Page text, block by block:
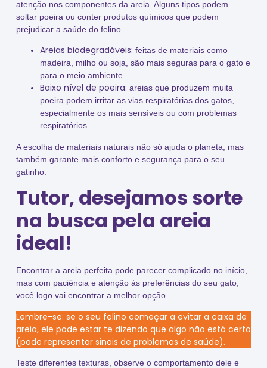
atenção nos componentes da areia. Alguns tipos podem
soltar poeira ou conter produtos químicos que podem
prejudicar a saúde do felino.
Areias biodegradáveis: feitas de materiais como
madeira, milho ou soja, são mais seguras para o gato e
para o meio ambiente.
Baixo nível de poeira: areias que produzem muita
poeira podem irritar as vias respiratórias dos gatos,
especialmente os mais sensíveis ou com problemas
respiratórios.
A escolha de materiais naturais não só ajuda o planeta, mas
também garante mais conforto e segurança para o seu
gatinho.
Tutor, desejamos sorte
na busca pela areia
ideal!
Encontrar a areia perfeita pode parecer complicado no início,
mas com paciência e atenção às preferências do seu gato,
você logo vai encontrar a melhor opção.
Lembre-se: se o seu felino começar a evitar a caixa de
areia, ele pode estar te dizendo que algo não está certo
(pode representar sinais de problemas de saúde).
Teste diferentes texturas, observe o comportamento dele e